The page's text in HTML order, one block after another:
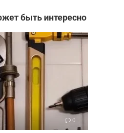
быть интересно
0